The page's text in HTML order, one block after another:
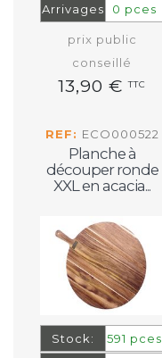
Arrivages 0 pces
prix public
conseillé
13,90 €TTC
REF: ECO000522
Planche à
découper ronde
XXL en acacia...
Stock:
591 pces